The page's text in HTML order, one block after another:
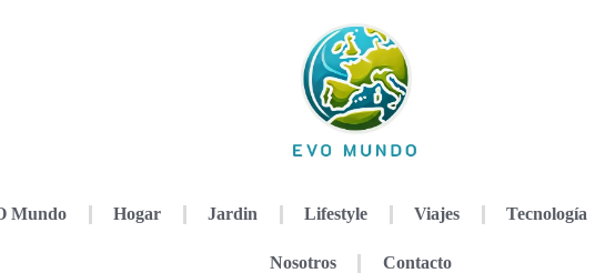
Mundo Hogar Jardin Lifestyle Viajes Tecnología
Nosotros Contacto